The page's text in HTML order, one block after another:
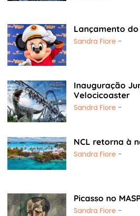
Lançamento do
Sandra Fiore -
Inauguração
Velocicoaster
Sandra Fiore -
NCL retorna à
Sandra Fiore -
Picasso no
Sandra Fiore -